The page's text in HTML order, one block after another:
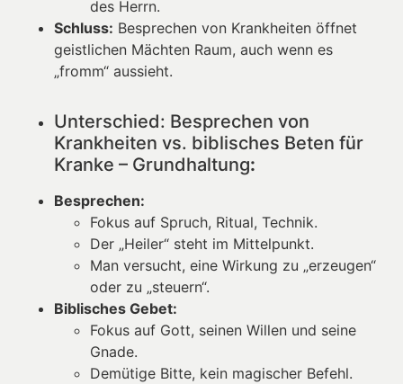
des Herrn.
Schluss: Besprechen von Krankheiten öffnet
geistlichen Mächten Raum, auch wenn es
„fromm“ aussieht.
Unterschied: Besprechen von
Krankheiten vs. biblisches Beten für
Kranke – Grundhaltung:
Besprechen:
Fokus auf Spruch, Ritual, Technik.
Der „Heiler“ steht im Mittelpunkt.
Man versucht, eine Wirkung zu „erzeugen“
oder zu „steuern“.
Biblisches Gebet:
Fokus auf Gott, seinen Willen und seine
Gnade.
Demütige Bitte, kein magischer Befehl.